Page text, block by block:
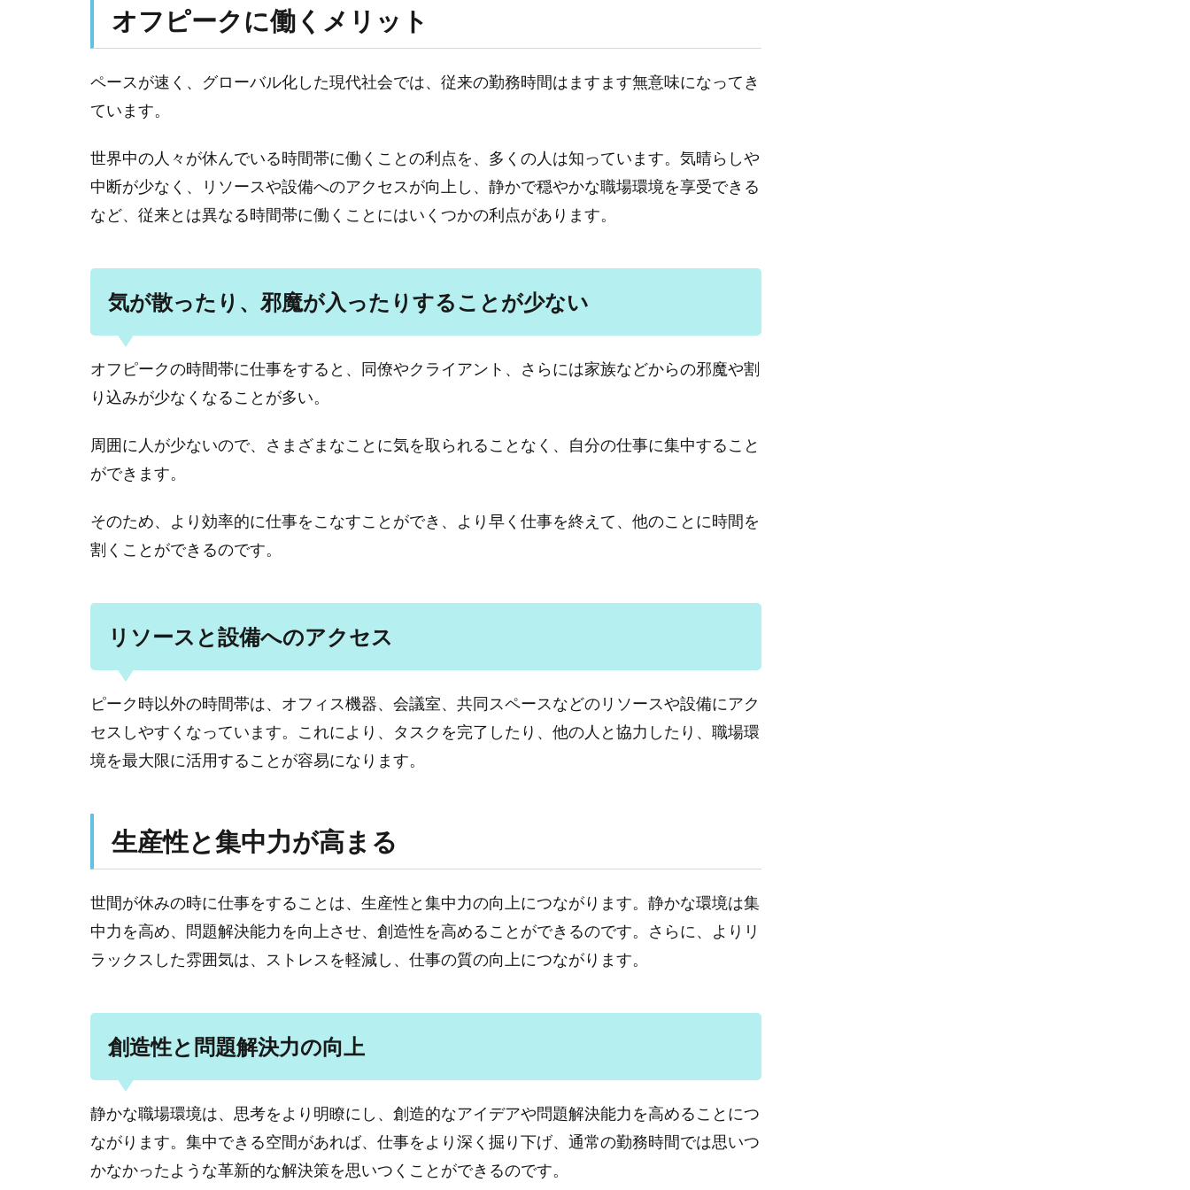
オフピークに働くメリット
ペースが速く、グローバル化した現代社会では、従来の勤務時間はますます無意味になってき
ています。
世界中の人々が休んでいる時間帯に働くことの利点を、多くの人は知っています。気晴らしや
中断が少なく、リソースや設備へのアクセスが向上し、静かで穏やかな職場環境を享受できる
など、従来とは異なる時間帯に働くことにはいくつかの利点があります。
気が散ったり、邪魔が入ったりすることが少ない
オフピークの時間帯に仕事をすると、同僚やクライアント、さらには家族などからの邪魔や割
り込みが少なくなることが多い。
周囲に人が少ないので、さまざまなことに気を取られることなく、自分の仕事に集中すること
ができます。
そのため、より効率的に仕事をこなすことができ、より早く仕事を終えて、他のことに時間を
割くことができるのです。
リソースと設備へのアクセス
ピーク時以外の時間帯は、オフィス機器、会議室、共同スペースなどのリソースや設備にアク
セスしやすくなっています。これにより、タスクを完了したり、他の人と協力したり、職場環
境を最大限に活用することが容易になります。
生産性と集中力が高まる
世間が休みの時に仕事をすることは、生産性と集中力の向上につながります。静かな環境は集
中力を高め、問題解決能力を向上させ、創造性を高めることができるのです。さらに、よりリ
ラックスした雰囲気は、ストレスを軽減し、仕事の質の向上につながります。
創造性と問題解決力の向上
静かな職場環境は、思考をより明瞭にし、創造的なアイデアや問題解決能力を高めることにつ
ながります。集中できる空間があれば、仕事をより深く掘り下げ、通常の勤務時間では思いつ
かなかったような革新的な解決策を思いつくことができるのです。